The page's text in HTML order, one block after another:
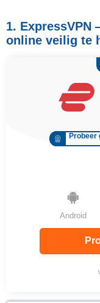
1.
online veilig te
Probeer
Android